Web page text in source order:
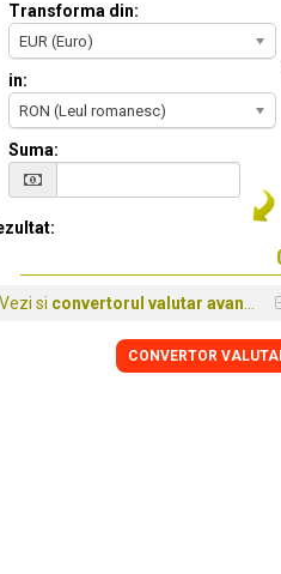
Transforma din:
EUR (Euro)
in:
RON (Leul romanesc)
Suma:
Vezi si convertorul valutar avansat
CONVERTOR